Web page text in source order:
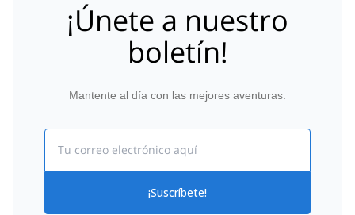
¡Únete a nuestro
boletín!
Mantente al día con las mejores aventuras.
¡Suscríbete!